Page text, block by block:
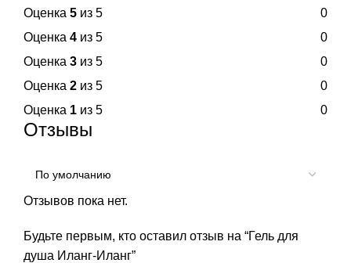
Оценка 5 из 5
0
Оценка 4 из 5
0
Оценка 3 из 5
0
Оценка 2 из 5
0
Оценка 1 из 5 0
Отзывы
Отзывов пока нет.
Будьте первым, кто оставил отзыв на “Гель для
душа Иланг-Иланг”